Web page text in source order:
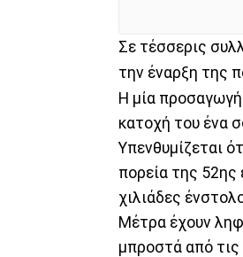
Σε τέσσερις
την έναρξη της
Η μία
κατοχή του ένα
Υπενθυμίζεται
πορεία της 52ης
χιλιάδες
Μέτρα έχουν
μπροστά από τις